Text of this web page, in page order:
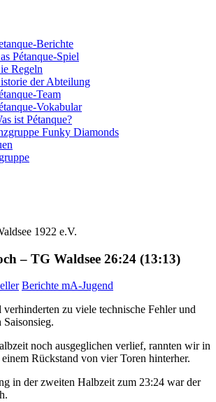
Berichte
Pétanque-Spiel
Regeln
der Abteilung
Team
Vokabular
ist Pétanque?
Funky Diamonds
– TG Waldsee 26:24 (13:13)
Berichte mA-Jugend
verhinderten zu viele technische Fehler und
noch ausgeglichen verlief, rannten wir in
Rückstand von vier Toren hinterher.
in der zweiten Halbzeit zum 23:24 war der